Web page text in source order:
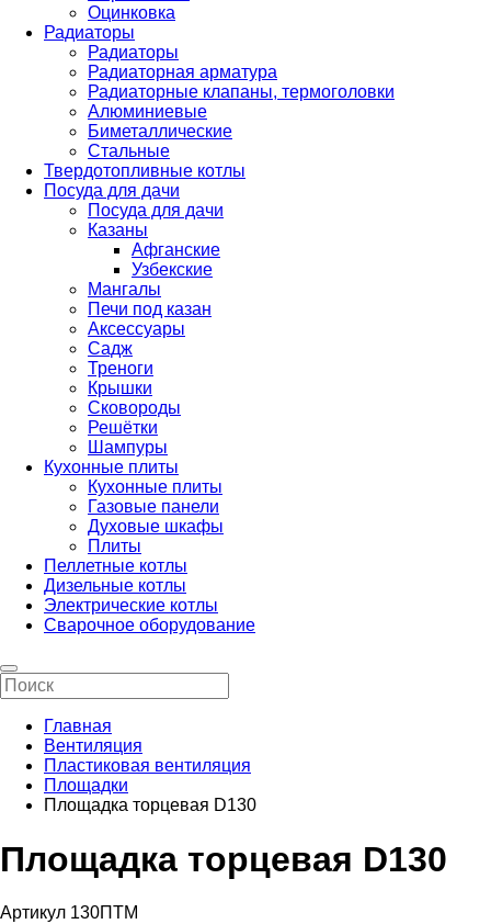
Оцинковка
Радиаторы
Радиаторы
Радиаторная арматура
Радиаторные клапаны, термоголовки
Алюминиевые
Биметаллические
Стальные
Твердотопливные котлы
Посуда для дачи
Посуда для дачи
Казаны
Афганские
Узбекские
Мангалы
Печи под казан
Аксессуары
Садж
Треноги
Крышки
Сковороды
Решётки
Шампуры
Кухонные плиты
Кухонные плиты
Газовые панели
Духовые шкафы
Плиты
Пеллетные котлы
Дизельные котлы
Электрические котлы
Сварочное оборудование
Главная
Вентиляция
Пластиковая вентиляция
Площадки
Площадка торцевая D130
Площадка торцевая D130
Артикул 130ПТМ